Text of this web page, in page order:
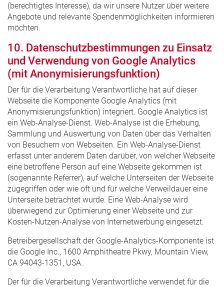
(berechtigtes Interesse), da wir unsere Nutzer über weitere
Angebote und relevante Spendenmöglichkeiten informieren
möchten.
10. Datenschutzbestimmungen zu Einsatz
und Verwendung von Google Analytics
(mit Anonymisierungsfunktion)
Der für die Verarbeitung Verantwortliche hat auf dieser
Webseite die Komponente Google Analytics (mit
Anonymisierungsfunktion) integriert. Google Analytics ist
ein Web-Analyse-Dienst. Web-Analyse ist die Erhebung,
Sammlung und Auswertung von Daten über das Verhalten
von Besuchern von Webseiten. Ein Web-Analyse-Dienst
erfasst unter anderem Daten darüber, von welcher Webseite
eine betroffene Person auf eine Webseite gekommen ist
(sogenannte Referrer), auf welche Unterseiten der Webseite
zugegriffen oder wie oft und für welche Verweildauer eine
Unterseite betrachtet wurde. Eine Web-Analyse wird
überwiegend zur Optimierung einer Webseite und zur
Kosten-Nutzen-Analyse von Internetwerbung eingesetzt.
Betreibergesellschaft der Google-Analytics-Komponente ist
die Google Inc., 1600 Amphitheatre Pkwy, Mountain View,
CA 94043-1351, USA.
Der für die Verarbeitung Verantwortliche verwendet für die